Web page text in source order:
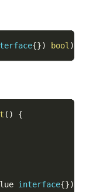
{}) bool )
( )
{
interface{})